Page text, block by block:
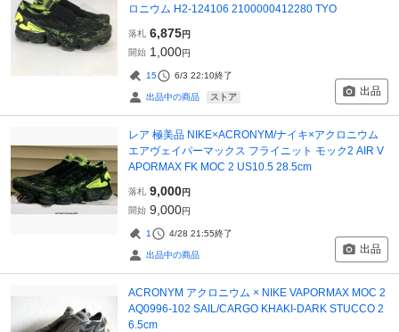
ロニウム H2-124106 2100000412280 TYO
落札 6,875円
開始 1,000円
15 6/3 22:10終了
出品中の商品 ストア 出品
レア 極美品 NIKE×ACRONYM/ナイキ×アクロニウム
エアヴェイパーマックス フライニット モック2 AIR V
APORMAX FK MOC 2 US10.5 28.5cm
落札 9,000円
開始 9,000円
1 4/28 21:55終了
出品中の商品 出品
ACRONYM アクロニウム × NIKE VAPORMAX MOC 2
AQ0996-102 SAIL/CARGO KHAKI-DARK STUCCO 2
6.5cm